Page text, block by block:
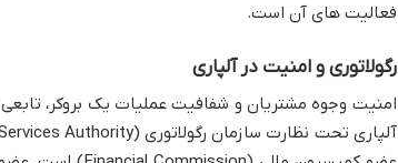
فعالیت های آن است.
رگولاتوری و امنیت در آلپاری
امنیت وجوه مشتریان و شفافیت عملیات یک بروکر،